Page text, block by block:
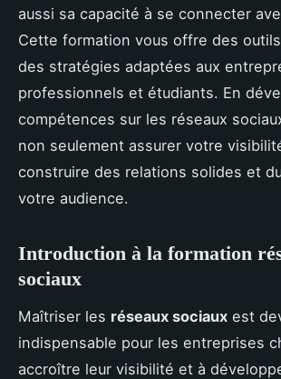
aussi sa capacité à se connecter
Cette formation vous offre des
des stratégies adaptées aux
professionnels et étudiants. En
compétences sur les réseaux
non seulement assurer votre
construire des relations solides et
votre audience.
Introduction à la formation
sociaux
Maîtriser les réseaux sociaux est
indispensable pour les entreprises
accroître leur visibilité et à